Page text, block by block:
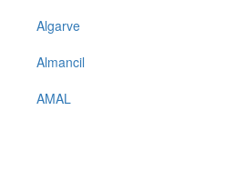
Algarve
Almancil
AMAL